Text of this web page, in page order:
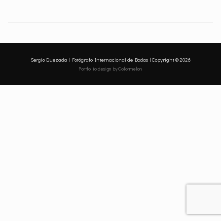
Sergio Quezada | Fotógrafo Internacional de Bodas | Copyright © 2026
Portfolio design by Colormelon